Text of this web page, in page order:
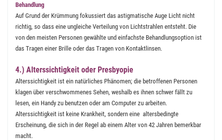
Behandlung
Auf Grund der Krümmung fokussiert das astigmatische Auge Licht nicht
richtig, so dass eine ungleiche Verteilung von Lichtstrahlen entsteht. Die
von den meisten Personen gewählte und einfachste Behandlungsoption ist
das Tragen einer Brille oder das Tragen von Kontaktlinsen.
4.) Alterssichtigkeit oder Presbyopie
Alterssichtigkeit ist ein natürliches Phänomen; die betroffenen Personen
klagen über verschwommenes Sehen, weshalb es ihnen schwer fällt zu
lesen, ein Handy zu benutzen oder am Computer zu arbeiten.
Alterssichtigkeit ist keine Krankheit, sondern eine altersbedingte
Erscheinung, die sich in der Regel ab einem Alter von 42 Jahren bemerkbar
macht.